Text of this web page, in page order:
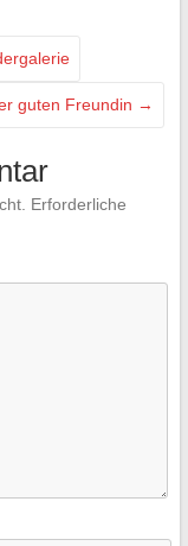
guten Freundin →
Erforderliche